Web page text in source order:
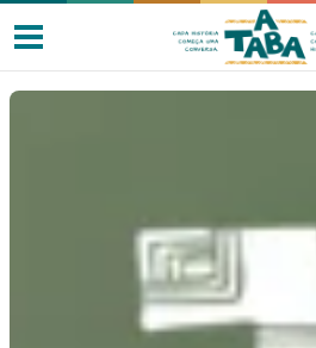
Clube de Leitores